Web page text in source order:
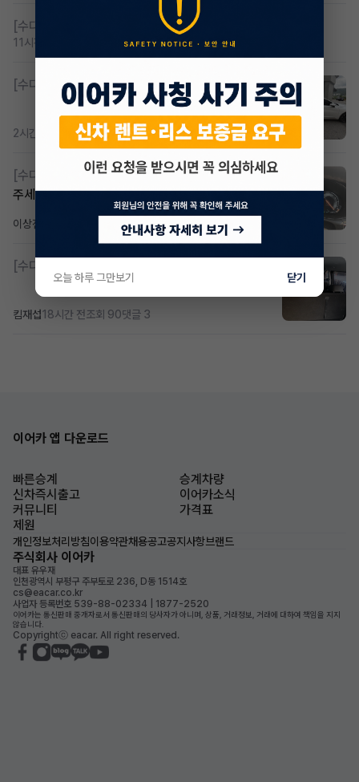
[수다방] 저신용 무심사 or 신차 렌트 찾으시는분!!
11시간 전 댓글 2
[수다방] K8 하이브리드 (풀옵션) 758,780원
2시간 전 조회 362댓글 2
[수다방]
Gv70 승계자분 구합니다 지원금 협의연락
주세요
이상진 조회 173댓글 1
[수다방]
킴재섭18시간 전조회 90댓글 3
이어카 앱 다운로드
빠른승계
승계차량
신차즉시출고
이어카소식
커뮤니티
가격표
제원
개인정보처리방침이용약관채용공고공지사항브랜드
주식회사 이어카
대표 유우재
인천광역시 부평구 주부토로 236, D동 1514호
cs@eacar.co.kr
사업자 등록번호 539-88-02334 | 1877-2520
이어카는 통신판매 중개자로서 통신판매의 당사자가 아니며, 상품, 거래정보, 거래에 대하여 책임을 지지
않습니다.
Copyrightⓒ eacar. All right reserved.
오늘 하루 그만보기 닫기